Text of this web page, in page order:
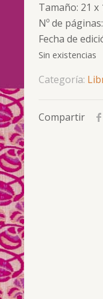
Tamaño: 21 x
Nº de
Fecha de
Sin existencias
Categoría:
Compartir